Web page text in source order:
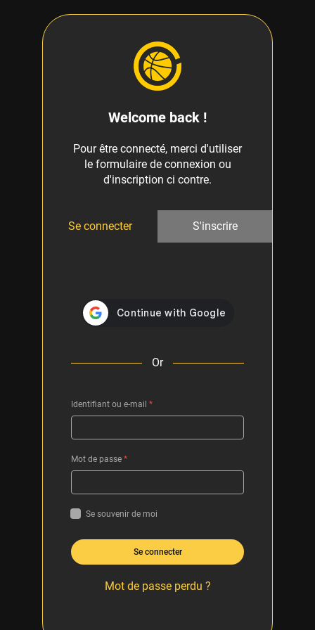
Welcome back !
Pour être connecté, merci d'utiliser
le formulaire de connexion ou
d'inscription ci contre.
Se connecter S'inscrire
Or
Identifiant ou e-mail *
Mot de passe *
Se souvenir de moi
Se connecter
Mot de passe perdu ?